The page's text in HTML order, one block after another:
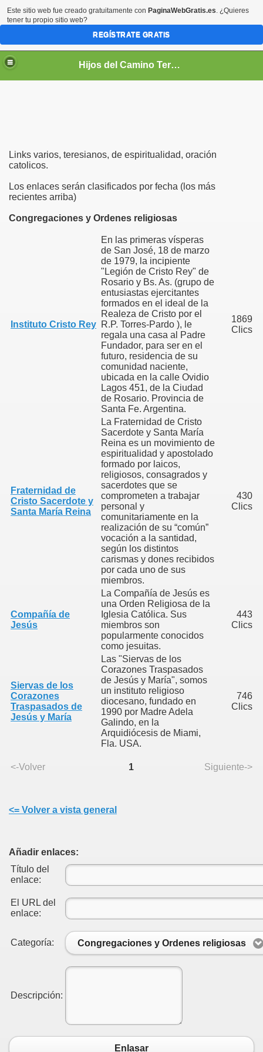
Hijos del Camino Teresiano
Links varios, teresianos, de espiritualidad, oración
catolicos.
Los enlaces serán clasificados por fecha (los más
recientes arriba)
Congregaciones y Ordenes religiosas
Instituto Cristo Rey
En las primeras vísperas
de San José, 18 de marzo
de 1979, la incipiente
"Legión de Cristo Rey" de
Rosario y Bs. As. (grupo de
entusiastas ejercitantes
formados en el ideal de la
Realeza de Cristo por el
R.P. Torres-Pardo ), le
regala una casa al Padre
Fundador, para ser en el
futuro, residencia de su
comunidad naciente,
ubicada en la calle Ovidio
Lagos 451, de la Ciudad
de Rosario. Provincia de
Santa Fe. Argentina.
1869
Clics
Fraternidad de
Cristo Sacerdote y
Santa María Reina
La Fraternidad de Cristo
Sacerdote y Santa María
Reina es un movimiento de
espiritualidad y apostolado
formado por laicos,
religiosos, consagrados y
sacerdotes que se
comprometen a trabajar
personal y
comunitariamente en la
realización de su “común”
vocación a la santidad,
según los distintos
carismas y dones recibidos
por cada uno de sus
miembros.
430
Clics
Compañía de
Jesús
La Compañía de Jesús es
una Orden Religiosa de la
Iglesia Católica. Sus
miembros son
popularmente conocidos
como jesuitas.
443
Clics
Siervas de los
Corazones
Traspasados de
Jesús y María
Las "Siervas de los
Corazones Traspasados
de Jesús y María", somos
un instituto religioso
diocesano, fundado en
1990 por Madre Adela
Galindo, en la
Arquidiócesis de Miami,
Fla. USA.
746
Clics
<-Volver 1 Siguiente->
<= Volver a vista general
Añadir enlaces:
Título del
enlace:
El URL del
enlace:
Categoría: Congregaciones y Ordenes religiosas
Descripción:
Enlasar
Este sitio web fue creado gratuitamente con PaginaWebGratis.es. ¿Quieres
tener tu propio sitio web?
REGÍSTRATE GRATIS